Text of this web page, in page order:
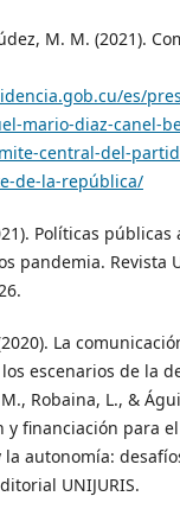
M. M. (2021).
es/
mario-diaz-canel-
central-del-
de-la-república/
Políticas públicas
pandemia. Revista
La
escenarios de la
Robaina, L., &
y financiación para
la autonomía:
UNIJURIS.